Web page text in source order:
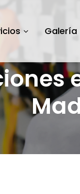
Galería